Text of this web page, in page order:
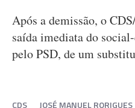
Após a demissão, o
saída imediata do
pelo PSD, de um
CDS JOSÉ MANUEL RORIGUES